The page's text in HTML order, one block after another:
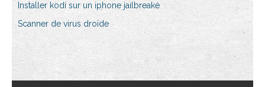
Installer kodi sur un iphone jailbreaké
Scanner de virus droïde